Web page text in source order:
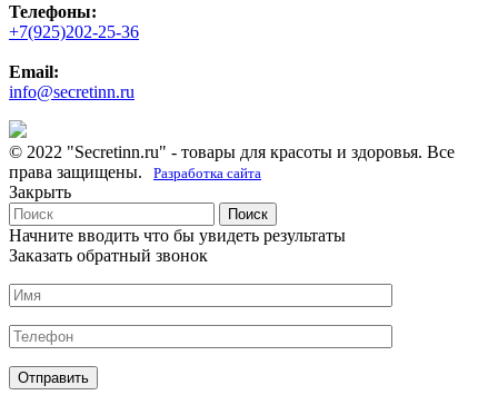
Телефоны:
+7(925)202-25-36
Email:
info@secretinn.ru
© 2022 "Secretinn.ru" - товары для красоты и здоровья. Все
права защищены.
Разработка сайта
Закрыть
Поиск
Начните вводить что бы увидеть результаты
Заказать обратный звонок